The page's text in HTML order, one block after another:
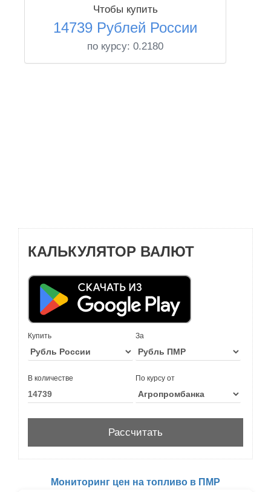
Чтобы купить
14739 Рублей России
по курсу: 0.2180
КАЛЬКУЛЯТОР ВАЛЮТ
Купить За
В количестве По курсу от
Мониторинг цен на топливо в ПМР